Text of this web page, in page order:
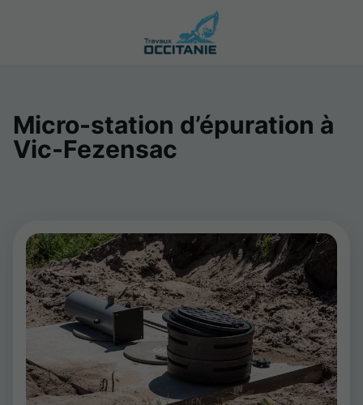
Micro-station d’épuration à
Vic-Fezensac